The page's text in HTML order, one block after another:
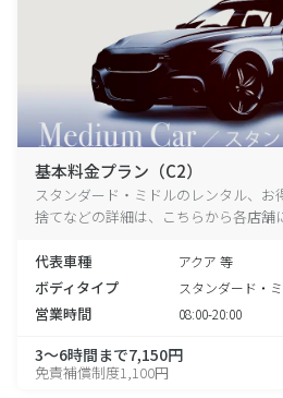
基本料金プラン（C2）
スタンダード・ミドルのレンタル、お
捨てなどの詳細は、こちらから各店舗
代表車種 アクア 等
ボディタイプ スタンダード・
営業時間 08:00-20:00
3～6時間まで7,150円
免責補償制度1,100円